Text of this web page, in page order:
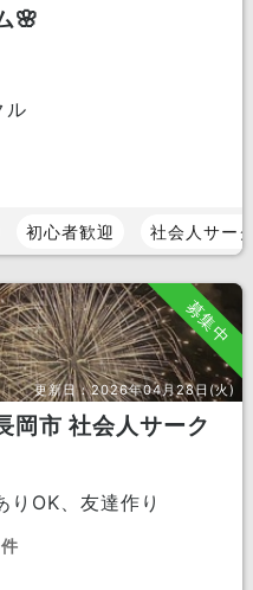
🌸
ル
初心者歓迎 社会人サー
募集中
更新日：2026年04月28日(火)
岡市 社会人サーク
りOK、友達作り